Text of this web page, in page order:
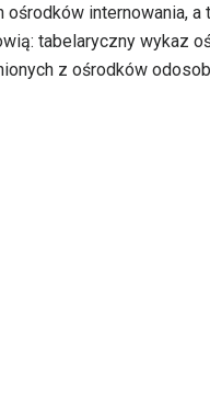
internowania,
tabelaryczny wykaz
z ośrodków